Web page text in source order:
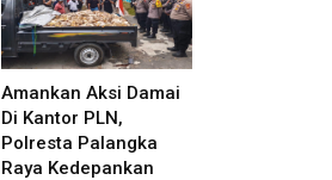
Amankan Aksi Damai
Di Kantor PLN,
Polresta Palangka
Raya Kedepankan